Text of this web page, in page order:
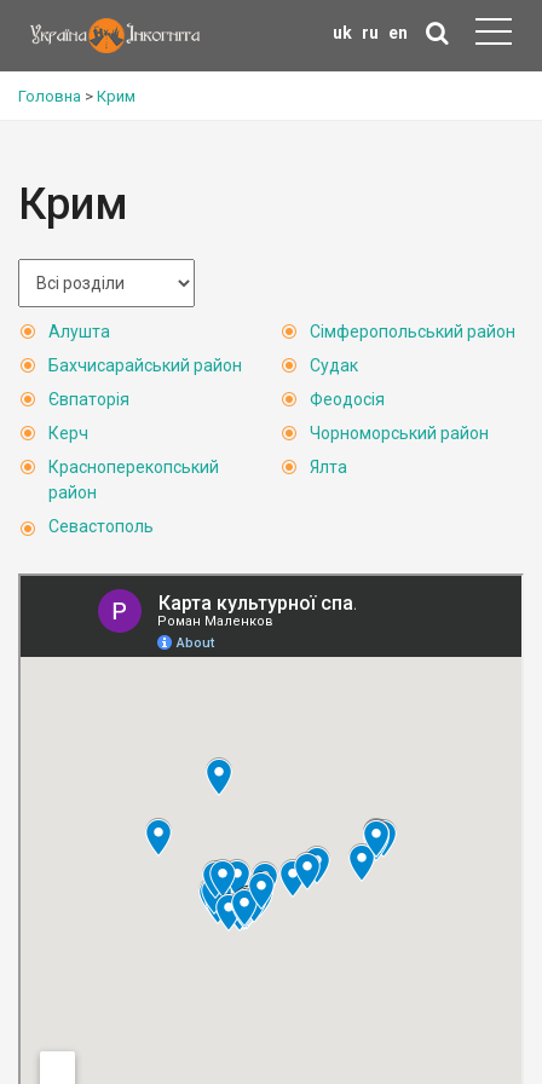
uk ru en
Головна > Крим
Крим
Алушта
Бахчисарайський район
Євпаторія
Керч
Красноперекопський
район
Севастополь
Сімферопольський район
Судак
Феодосія
Чорноморський район
Ялта